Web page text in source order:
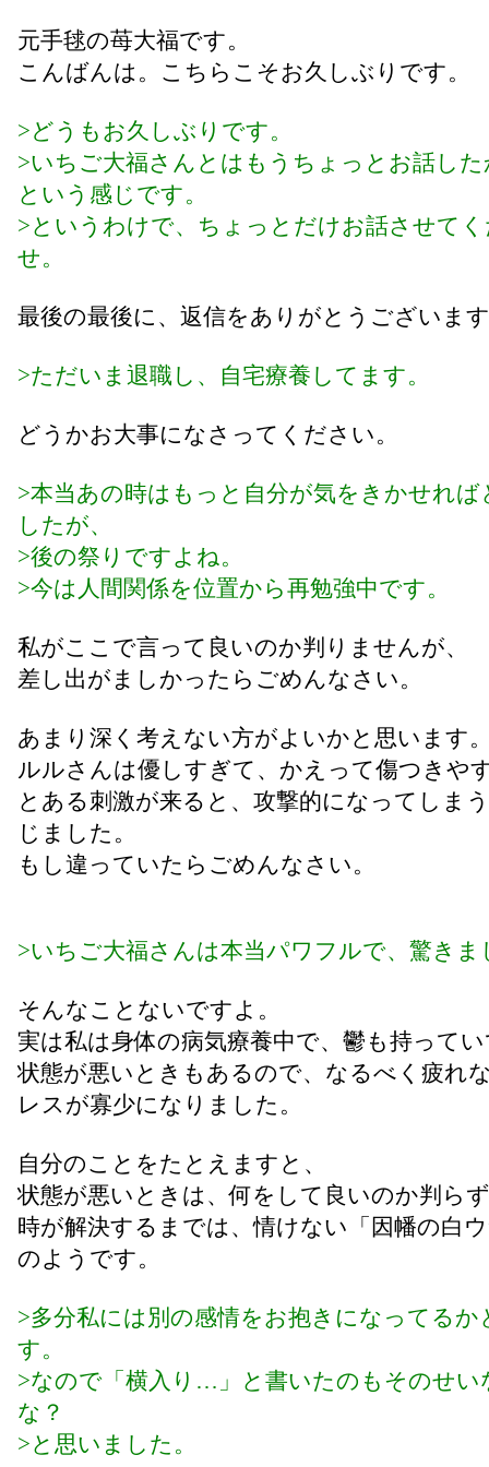
元手毬の苺大福です。
こんばんは。こちらこそお久しぶりです。
>どうもお久しぶりです。
>いちご大福さんとはもうちょっとお話し
という感じです。
>というわけで、ちょっとだけお話させて
せ。
最後の最後に、返信をありがとうございま
>ただいま退職し、自宅療養してます。
どうかお大事になさってください。
>本当あの時はもっと自分が気をきかせれば
したが、
>後の祭りですよね。
>今は人間関係を位置から再勉強中です。
私がここで言って良いのか判りませんが、
差し出がましかったらごめんなさい。
あまり深く考えない方がよいかと思います
ルルさんは優しすぎて、かえって傷つきや
とある刺激が来ると、攻撃的になってしま
じました。
もし違っていたらごめんなさい。
>いちご大福さんは本当パワフルで、驚きま
そんなことないですよ。
実は私は身体の病気療養中で、鬱も持って
状態が悪いときもあるので、なるべく疲れ
レスが寡少になりました。
自分のことをたとえますと、
状態が悪いときは、何をして良いのか判ら
時が解決するまでは、情けない「因幡の白
のようです。
>多分私には別の感情をお抱きになってるか
す。
>なので「横入り…」と書いたのもそのせい
な？
>と思いました。